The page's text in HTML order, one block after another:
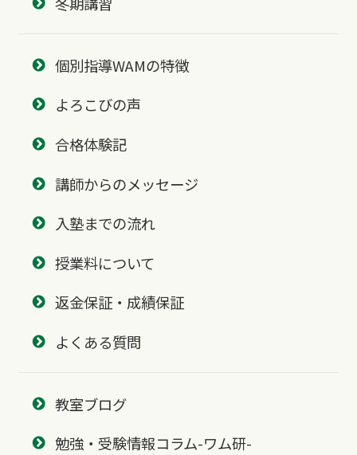
個別指導WAMの特徴
よろこびの声
合格体験記
講師からのメッセージ
入塾までの流れ
授業料について
返金保証・成績保証
よくある質問
教室ブログ
勉強・受験情報コラム-ワム研-